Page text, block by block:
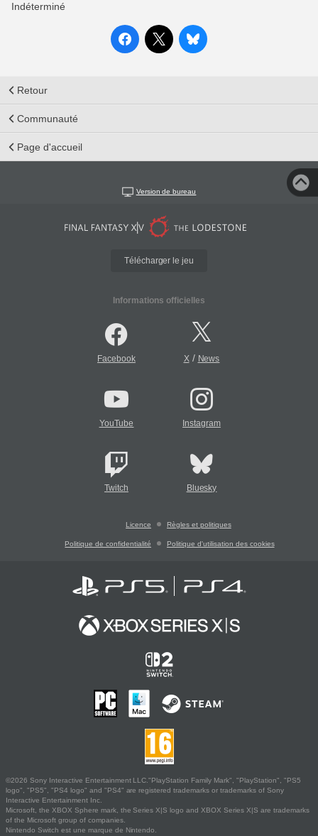
Indéterminé
Retour
Communauté
Page d'accueil
Version de bureau
Télécharger le jeu
Informations officielles
Facebook X/ News
YouTube Instagram
Twitch Bluesky
Licence Règles et politiques
Politique de confidentialité Politique d'utilisation des cookies
©2026 Sony Interactive Entertainment LLC."PlayStation Family Mark", "PlayStation", "PS5
logo", "PS5", "PS4 logo" and "PS4" are registered trademarks or trademarks of Sony
Interactive Entertainment Inc.
Microsoft, the XBOX Sphere mark, the Series X|S logo and XBOX Series X|S are trademarks
of the Microsoft group of companies.
Nintendo Switch est une marque de Nintendo.